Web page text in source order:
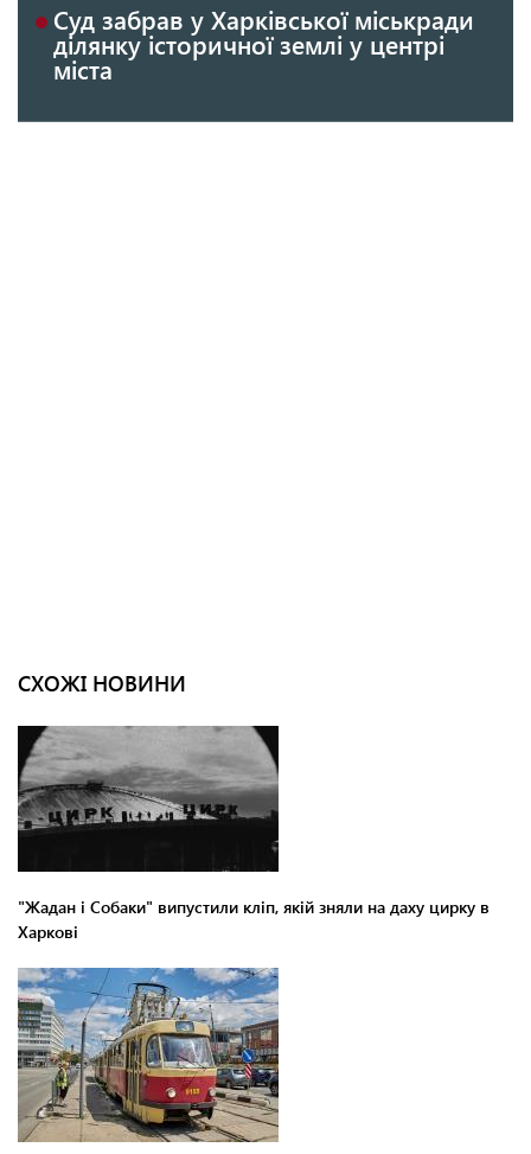
Суд забрав у Харківської міськради
ділянку історичної землі у центрі
міста
СХОЖІ НОВИНИ
"Жадан і Собаки" випустили кліп, якій зняли на даху цирку в
Харкові